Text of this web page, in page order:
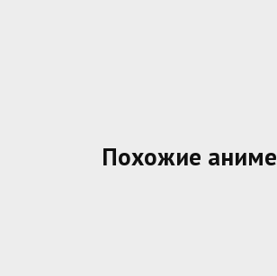
Похожие аниме